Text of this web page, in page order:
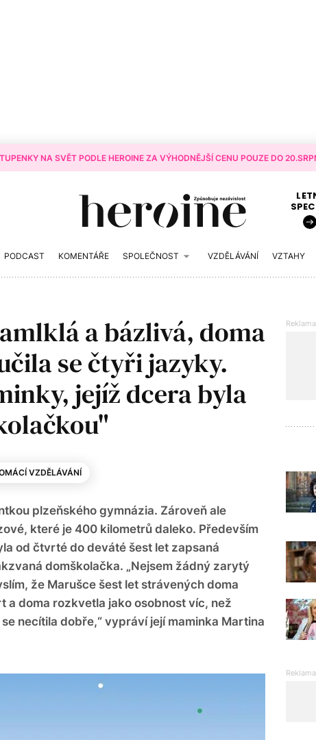
NA SVĚT PODLE HEROINE ZA VÝHODNĚJŠÍ CENU POUZE DO
PODCAST KOMENTÁŘE SPOLEČNOST VZDĚLÁVÁNÍ VZTAHY
a bázlivá, doma
se čtyři jazyky.
jejíž dcera byla
VZDĚLÁVÁNÍ
plzeňského gymnázia. Zároveň ale
které je 400 kilometrů daleko. Především
od čtvrté do deváté šest let zapsaná
domškolačka. „Nejsem žádný zarytý
že Marušce šest let strávených doma
a doma rozkvetla jako osobnost víc, než
necítila dobře,“ vypráví její maminka Martina